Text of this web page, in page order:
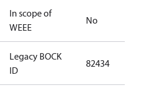
In scope of
WEEE
No
Legacy BOCK
ID
82434